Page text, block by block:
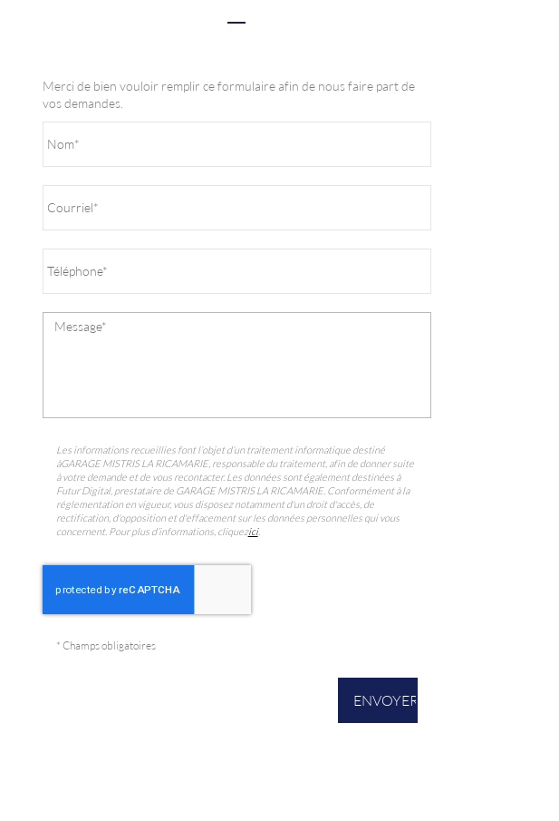
Merci de bien vouloir remplir ce formulaire afin de nous faire part de
vos demandes.
Les informations recueillies font l’objet d’un traitement informatique destiné
àGARAGE MISTRIS LA RICAMARIE, responsable du traitement, afin de donner suite
à votre demande et de vous recontacter. Les données sont également destinées à
Futur Digital, prestataire de GARAGE MISTRIS LA RICAMARIE. Conformément à la
réglementation en vigueur, vous disposez notamment d'un droit d'accès, de
rectification, d'opposition et d'effacement sur les données personnelles qui vous
concernent. Pour plus d’informations, cliquezici.
* Champs obligatoires